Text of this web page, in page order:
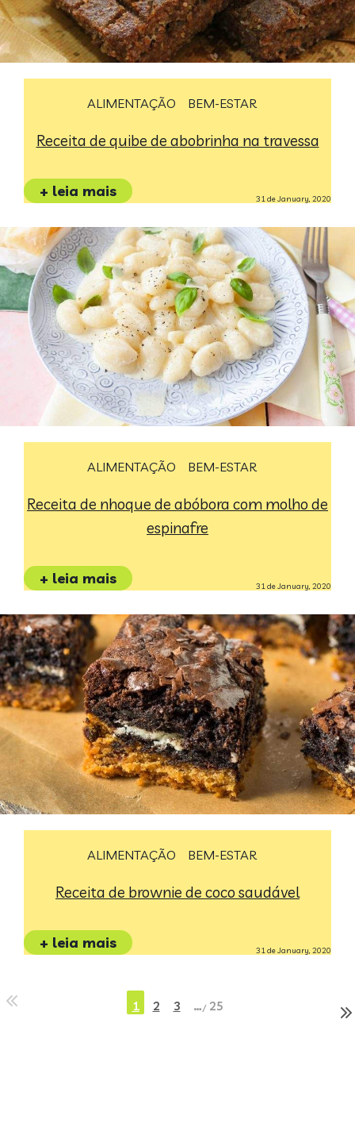
ALIMENTAÇÃO BEM-ESTAR
Receita de quibe de abobrinha na travessa
31 de January, 2020
+ leia mais
ALIMENTAÇÃO BEM-ESTAR
Receita de nhoque de abóbora com molho de
espinafre
31 de January, 2020
+ leia mais
ALIMENTAÇÃO BEM-ESTAR
Receita de brownie de coco saudável
31 de January, 2020
+ leia mais
1 2 3 …/ 25